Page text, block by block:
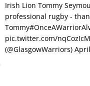
Irish Lion Tommy
professional rugby -
pic.twitter.com/
(@GlasgowWarriors)